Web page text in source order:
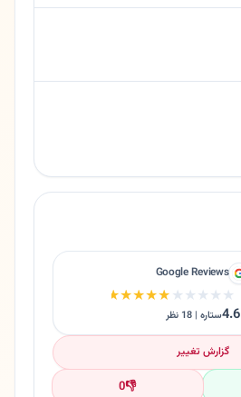
Google Reviews
★★★★★
★★★★★
4.6ستاره | 18 نظر
گزارش تغییر
👎
0